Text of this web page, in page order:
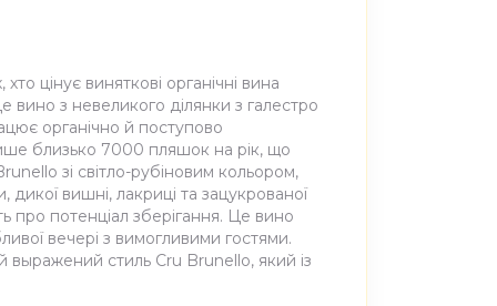
цінує виняткові органічні вина
з невеликого ділянки з галестро
органічно й поступово
близько 7000 пляшок на рік, що
зі світло-рубіновим кольором,
вишні, лакриці та зацукрованої
про потенціал зберігання. Це вино
вечері з вимогливими гостями.
выражений стиль Cru Brunello, який із